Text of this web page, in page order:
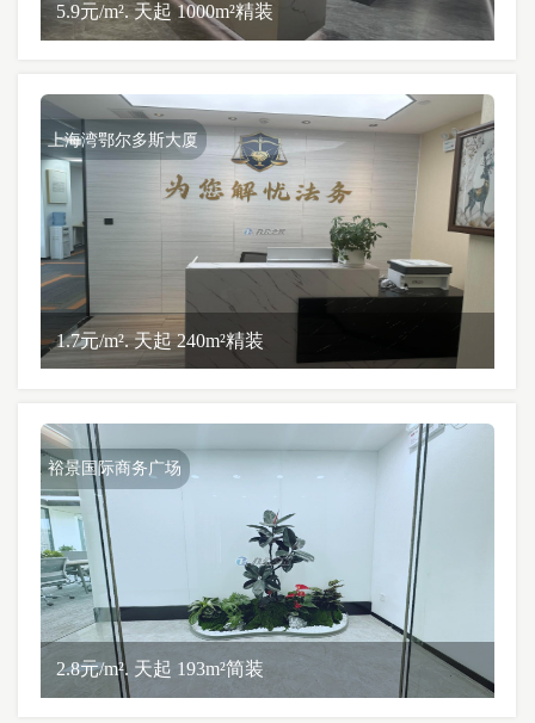
5.9元/m². 天起 1000m²精装
上海湾鄂尔多斯大厦
1.7元/m². 天起 240m²精装
裕景国际商务广场
2.8元/m². 天起 193m²简装